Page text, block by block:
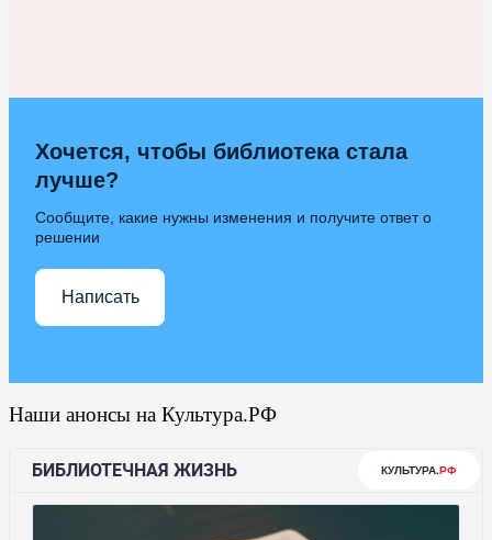
Хочется, чтобы библиотека стала
лучше?
Сообщите, какие нужны изменения и получите ответ о
решении
Написать
Наши анонсы на Культура.РФ